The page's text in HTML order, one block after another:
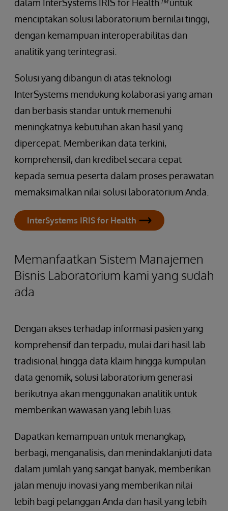
dalam InterSystems IRIS for Health™untuk
menciptakan solusi laboratorium bernilai tinggi,
dengan kemampuan interoperabilitas dan
analitik yang terintegrasi.
Solusi yang dibangun di atas teknologi
InterSystems mendukung kolaborasi yang aman
dan berbasis standar untuk memenuhi
meningkatnya kebutuhan akan hasil yang
dipercepat. Memberikan data terkini,
komprehensif, dan kredibel secara cepat
kepada semua peserta dalam proses perawatan
memaksimalkan nilai solusi laboratorium Anda.
InterSystems IRIS for Health
Memanfaatkan Sistem Manajemen
Bisnis Laboratorium kami yang sudah
ada
Dengan akses terhadap informasi pasien yang
komprehensif dan terpadu, mulai dari hasil lab
tradisional hingga data klaim hingga kumpulan
data genomik, solusi laboratorium generasi
berikutnya akan menggunakan analitik untuk
memberikan wawasan yang lebih luas.
Dapatkan kemampuan untuk menangkap,
berbagi, menganalisis, dan menindaklanjuti data
dalam jumlah yang sangat banyak, memberikan
jalan menuju inovasi yang memberikan nilai
lebih bagi pelanggan Anda dan hasil yang lebih